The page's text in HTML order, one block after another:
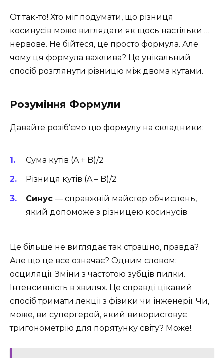
От так-то! Хто міг подумати, що різниця
косинусів може виглядати як щось настільки …
нервове. Не бійтеся, це просто формула. Але
чому ця формула важлива? Це унікальний
спосіб розглянути різницю між двома кутами.
Розуміння Формули
Давайте розіб’ємо цю формулу на складники:
Сума кутів (A + B)/2
Різниця кутів (A – B)/2
Синус — справжній майстер обчислень,
який допоможе з різницею косинусів
Це більше не виглядає так страшно, правда?
Але що це все означає? Одним словом:
осциляції. Зміни з частотою зубців пилки.
Інтенсивність в хвилях. Це справді цікавий
спосіб тримати лекції з фізики чи інженерії. Чи,
може, ви супергерой, який використовує
тригонометрію для порятунку світу? Може!.